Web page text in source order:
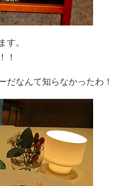
す。
！
だなんて知らなかったわ！